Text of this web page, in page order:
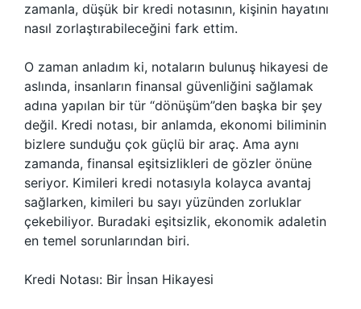
zamanla, düşük bir kredi notasının, kişinin hayatını
nasıl zorlaştırabileceğini fark ettim.
O zaman anladım ki, notaların bulunuş hikayesi de
aslında, insanların finansal güvenliğini sağlamak
adına yapılan bir tür “dönüşüm”den başka bir şey
değil. Kredi notası, bir anlamda, ekonomi biliminin
bizlere sunduğu çok güçlü bir araç. Ama aynı
zamanda, finansal eşitsizlikleri de gözler önüne
seriyor. Kimileri kredi notasıyla kolayca avantaj
sağlarken, kimileri bu sayı yüzünden zorluklar
çekebiliyor. Buradaki eşitsizlik, ekonomik adaletin
en temel sorunlarından biri.
Kredi Notası: Bir İnsan Hikayesi